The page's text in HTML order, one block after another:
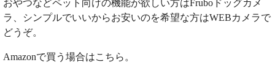
おやつなどペット向けの機能が欲しい方はFruboドッグカメ
ラ、シンプルでいいからお安いのを希望な方はWEBカメラで
どうぞ。
Amazonで買う場合はこちら。